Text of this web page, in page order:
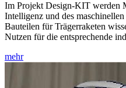
Im Projekt Design-KIT werden
Intelligenz und des
Bauteilen für Trägerraketen
Nutzen für die entsprechende
mehr